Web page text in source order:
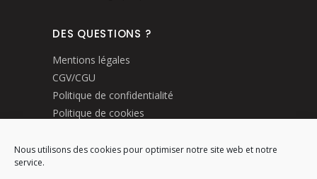
Nous utilisons des cookies pour optimiser notre site web et notre
service.
DES QUESTIONS ?
Mentions légales
CGV/CGU
Politique de confidentialité
Politique de cookies